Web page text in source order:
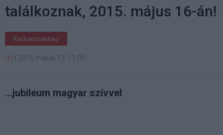
találkoznak, 2015. május 16-án!
Kedvencekhez
(x) 2015 május 12. 11:00
…jubileum magyar szívvel